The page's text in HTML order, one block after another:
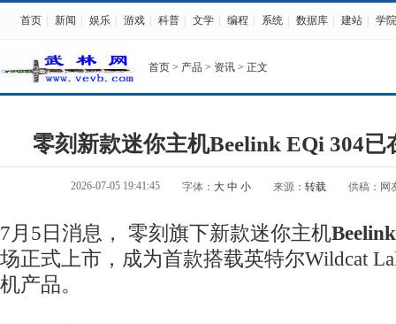
首页 新闻 娱乐 游戏 科普 文学 编程 系统 数据库 建站 学院
首页 > 产品 > 资讯 > 正文
零刻新款迷你主机Beelink EQi 304已
2026-07-05 19:41:45 字体： 大 中 小 来源： 转载 供稿：网
7月5日消息， 零刻旗下新款迷你主机
场正式上市，成为首款搭载英特尔Wildcat
机产品。